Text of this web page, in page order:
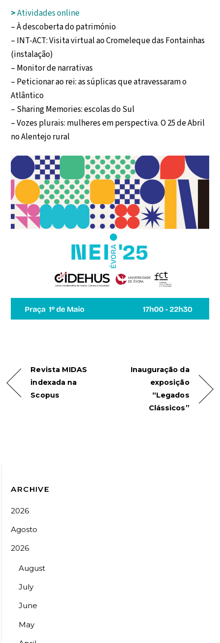
>Atividades online
– À descoberta do património
– INT-ACT: Visita virtual ao Cromeleque das Fontainhas
(instalação)
– Monitor de narrativas
– Peticionar ao rei: as súplicas que atravessaram o
Atlântico
– Sharing Memories: escolas do Sul
– Vozes plurais: mulheres em perspectiva. O 25 de Abril
no Alentejo rural
Revista MIDAS
indexada na
Scopus
Inauguração da
exposição
“Legados
Clássicos”
ARCHIVE
2026
Agosto
2026
August
July
June
May